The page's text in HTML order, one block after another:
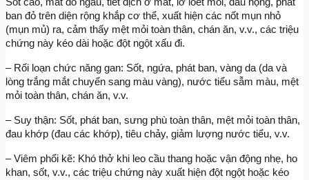
Sốt cao, mắt đỏ ngầu, tiết dịch ở mắt, lở loét môi, đau họng, phát
ban đỏ trên diện rộng khắp cơ thể, xuất hiện các nốt mụn nhỏ
(mụn mủ) ra, cảm thấy mệt mỏi toàn thân, chán ăn, v.v., các triệu
chứng này kéo dài hoặc đột ngột xấu đi.
– Rối loạn chức năng gan: Sốt, ngứa, phát ban, vàng da (da và
lòng trắng mắt chuyển sang màu vàng), nước tiểu sẫm màu, mệt
mỏi toàn thân, chán ăn, v.v.
– Suy thận: Sốt, phát ban, sưng phù toàn thân, mệt mỏi toàn thân,
đau khớp (đau các khớp), tiêu chảy, giảm lượng nước tiểu, v.v.
– Viêm phổi kẽ: Khó thở khi leo cầu thang hoặc vận động nhẹ, ho
khan, sốt, v.v., các triệu chứng này xuất hiện đột ngột hoặc kéo